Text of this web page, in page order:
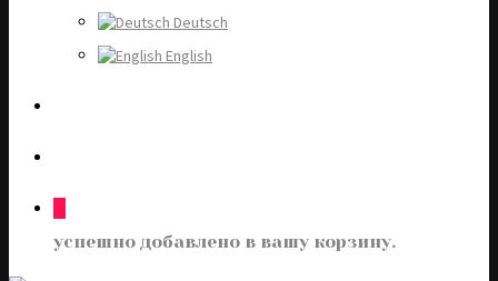
Deutsch
English
успешно добавлено в вашу корзину.